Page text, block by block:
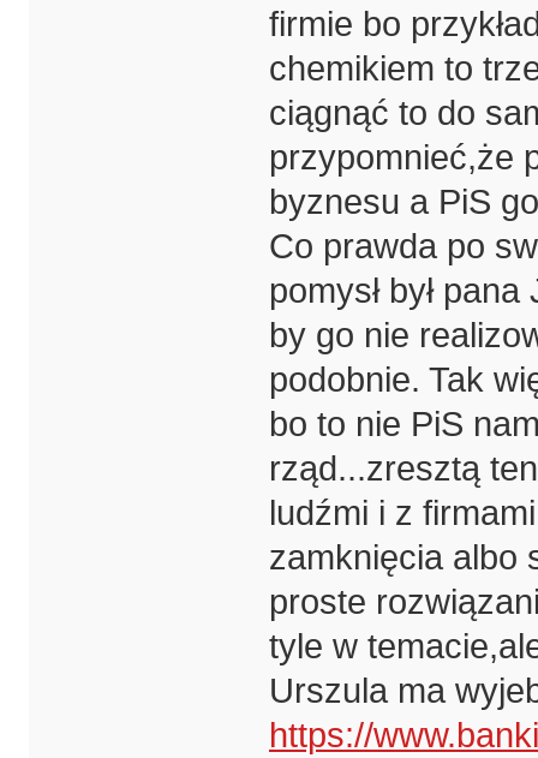
firmie bo
chemikiem to
ciągnąć to do
przypomnieć,że
byznesu a PiS
Co prawda po
pomysł był
by go nie
podobnie. Tak
bo to nie PiS
rząd...zresztą
ludźmi i z
zamknięcia albo
proste
tyle w
Urszula ma
https://